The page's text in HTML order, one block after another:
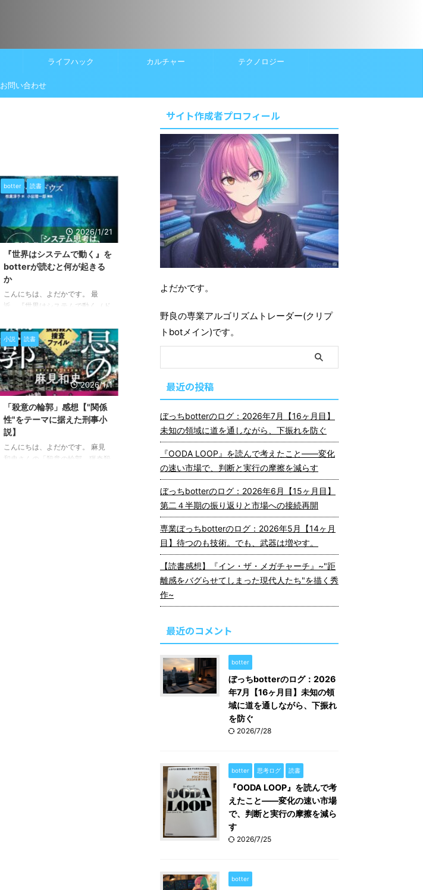
ライフハック カルチャー テクノロジー
お問い合わせ
botter 読書
2026/1/21
『世界はシステムで動く』を
botterが読むと何が起きる
か
こんにちは、よだかです。 最
近、『世界はシステムで動く（ド
本を読みました。 本書はシステ
ム思考を学ぶための定番書として
知られていますが、botterである
私にとっては、「マインドセッ
ト」よりも「botの設計や構造を
見直す視点」が得られた一冊でし
た。 最近、私は状態遷移型のト
レードbotを開発しています。そ
の文脈で本書を読むと、botのロ
ジック単体ではなく、botと市場
を含めた“システム全体”をどう捉
小説 読書
2026/1/1
「殺意の輪郭」感想【"関係
性"をテーマに据えた刑事小
説】
こんにちは、よだかです。 麻見
和史さんの「殺意の輪郭 猟奇殺
サイト作成者プロフィール
よだかです。
野良の専業アルゴリズムトレーダー(クリプ
トbotメイン)です。
最近の投稿
ぼっちbotterのログ：2026年7月【16ヶ月目】
未知の領域に道を通しながら、下振れを防ぐ
『OODA LOOP』を読んで考えたこと――変化
の速い市場で、判断と実行の摩擦を減らす
ぼっちbotterのログ：2026年6月【15ヶ月目】
第二４半期の振り返りと市場への接続再開
専業ぼっちbotterのログ：2026年5月【14ヶ月
目】待つのも技術。でも、武器は増やす。
【読書感想】『イン・ザ・メガチャーチ』~"距
離感をバグらせてしまった現代人たち"を描く秀
作~
最近のコメント
botter
ぼっちbotterのログ：2026
年7月【16ヶ月目】未知の領
域に道を通しながら、下振れ
を防ぐ
2026/7/28
botter 思考ログ 読書
『OODA LOOP』を読んで考
えたこと――変化の速い市場
で、判断と実行の摩擦を減ら
す
2026/7/25
botter